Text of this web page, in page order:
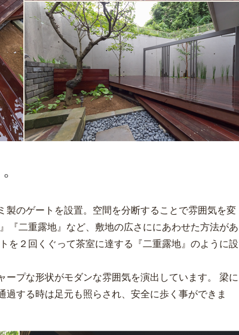
製のゲートを設置。空間を分断することで雰囲気を変
『二重露地』など、敷地の広さににあわせた方法があ
を２回くぐって茶室に達する『二重露地』のように設
プな形状がモダンな雰囲気を演出しています。 梁に
する時は足元も照らされ、安全に歩く事ができま